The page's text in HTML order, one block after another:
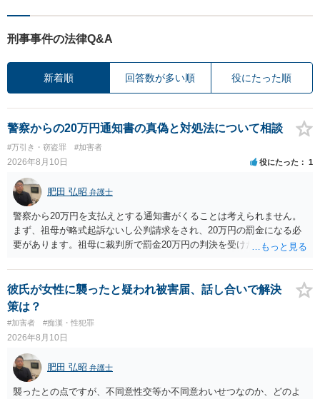
刑事事件の法律Q&A
新着順 回答数が多い順 役にたった順
警察からの20万円通知書の真偽と対処法について相談
#万引き・窃盗罪 #加害者
2026年8月10日 役にたった 1
肥田 弘昭 弁護士
警察から20万円を支払えとする通知書がくることは考えられません。
まず、祖母が略式起訴ないし公判請求をされ、20万円の罰金になる必
要があります。祖母に裁判所で罰金20万円の判決を受けたかを確認し
「検察庁」です。まずは振込はせずに、かかれている警察署にホーム
ページなどを別途調べて連絡することをお勧めします。ご参考にして
ください。
彼氏が女性に襲ったと疑われ被害届、話し合いで解決
策は？
#加害者 #痴漢・性犯罪
2026年8月10日
肥田 弘昭 弁護士
襲ったとの点ですが、不同意性交等か不同意わいせつなのか、どのよ